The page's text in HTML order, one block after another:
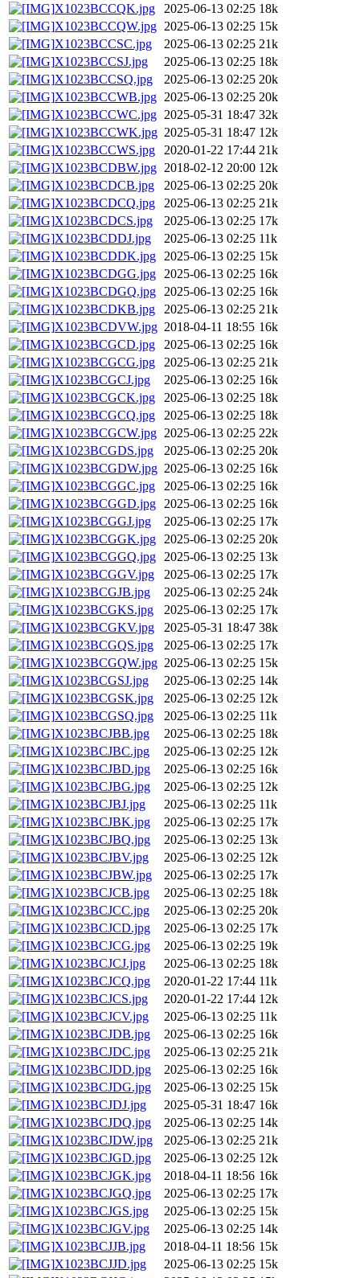
X1023BCCQK.jpg
2025-06-13 02:25 18k
X1023BCCQW.jpg 2025-06-13 02:25 15k
X1023BCCSC.jpg
2025-06-13 02:25 21k
X1023BCCSJ.jpg
2025-06-13 02:25 18k
X1023BCCSQ.jpg
2025-06-13 02:25 20k
X1023BCCWB.jpg 2025-06-13 02:25 20k
X1023BCCWC.jpg 2025-05-31 18:47 32k
X1023BCCWK.jpg 2025-05-31 18:47 12k
X1023BCCWS.jpg
2020-01-22 17:44 21k
X1023BCDBW.jpg 2018-02-12 20:00 12k
X1023BCDCB.jpg
2025-06-13 02:25 20k
X1023BCDCQ.jpg
2025-06-13 02:25 21k
X1023BCDCS.jpg
2025-06-13 02:25 17k
X1023BCDDJ.jpg
2025-06-13 02:25 11k
X1023BCDDK.jpg
2025-06-13 02:25 15k
X1023BCDGG.jpg
2025-06-13 02:25 16k
X1023BCDGQ.jpg
2025-06-13 02:25 16k
X1023BCDKB.jpg
2025-06-13 02:25 21k
X1023BCDVW.jpg 2018-04-11 18:55 16k
X1023BCGCD.jpg
2025-06-13 02:25 16k
X1023BCGCG.jpg
2025-06-13 02:25 21k
X1023BCGCJ.jpg
2025-06-13 02:25 16k
X1023BCGCK.jpg
2025-06-13 02:25 18k
X1023BCGCQ.jpg
2025-06-13 02:25 18k
X1023BCGCW.jpg 2025-06-13 02:25 22k
X1023BCGDS.jpg
2025-06-13 02:25 20k
X1023BCGDW.jpg 2025-06-13 02:25 16k
X1023BCGGC.jpg
2025-06-13 02:25 16k
X1023BCGGD.jpg
2025-06-13 02:25 16k
X1023BCGGJ.jpg
2025-06-13 02:25 17k
X1023BCGGK.jpg
2025-06-13 02:25 20k
X1023BCGGQ.jpg
2025-06-13 02:25 13k
X1023BCGGV.jpg
2025-06-13 02:25 17k
X1023BCGJB.jpg
2025-06-13 02:25 24k
X1023BCGKS.jpg
2025-06-13 02:25 17k
X1023BCGKV.jpg
2025-05-31 18:47 38k
X1023BCGQS.jpg
2025-06-13 02:25 17k
X1023BCGQW.jpg 2025-06-13 02:25 15k
X1023BCGSJ.jpg
2025-06-13 02:25 14k
X1023BCGSK.jpg
2025-06-13 02:25 12k
X1023BCGSQ.jpg
2025-06-13 02:25 11k
X1023BCJBB.jpg
2025-06-13 02:25 18k
X1023BCJBC.jpg
2025-06-13 02:25 12k
X1023BCJBD.jpg
2025-06-13 02:25 16k
X1023BCJBG.jpg
2025-06-13 02:25 12k
X1023BCJBJ.jpg
2025-06-13 02:25 11k
X1023BCJBK.jpg
2025-06-13 02:25 17k
X1023BCJBQ.jpg
2025-06-13 02:25 13k
X1023BCJBV.jpg
2025-06-13 02:25 12k
X1023BCJBW.jpg
2025-06-13 02:25 17k
X1023BCJCB.jpg
2025-06-13 02:25 18k
X1023BCJCC.jpg
2025-06-13 02:25 20k
X1023BCJCD.jpg
2025-06-13 02:25 17k
X1023BCJCG.jpg
2025-06-13 02:25 19k
X1023BCJCJ.jpg
2025-06-13 02:25 18k
X1023BCJCQ.jpg
2020-01-22 17:44 11k
X1023BCJCS.jpg
2020-01-22 17:44 12k
X1023BCJCV.jpg
2025-06-13 02:25 11k
X1023BCJDB.jpg
2025-06-13 02:25 16k
X1023BCJDC.jpg
2025-06-13 02:25 21k
X1023BCJDD.jpg
2025-06-13 02:25 16k
X1023BCJDG.jpg
2025-06-13 02:25 15k
X1023BCJDJ.jpg
2025-05-31 18:47 16k
X1023BCJDQ.jpg
2025-06-13 02:25 14k
X1023BCJDW.jpg
2025-06-13 02:25 21k
X1023BCJGD.jpg
2025-06-13 02:25 12k
X1023BCJGK.jpg
2018-04-11 18:56 16k
X1023BCJGQ.jpg
2025-06-13 02:25 17k
X1023BCJGS.jpg
2025-06-13 02:25 15k
X1023BCJGV.jpg
2025-06-13 02:25 14k
X1023BCJJB.jpg
2018-04-11 18:56 15k
X1023BCJJD.jpg
2025-06-13 02:25 15k